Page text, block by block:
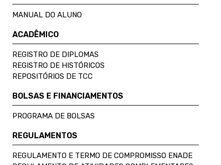
MANUAL DO ALUNO
ACADÊMICO
REGISTRO DE DIPLOMAS
REGISTRO DE HISTÓRICOS
REPOSITÓRIOS DE TCC
BOLSAS E FINANCIAMENTOS
PROGRAMA DE BOLSAS
REGULAMENTOS
REGULAMENTO E TERMO DE COMPROMISSO ENADE